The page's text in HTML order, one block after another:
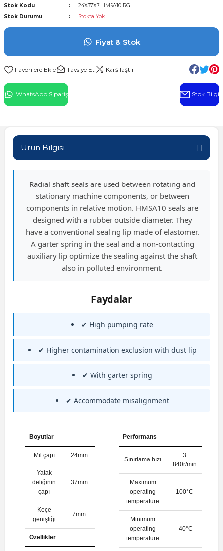
Rulman
Stok Kodu
24X37X7 HMSA10 RG
Stok Durumu
Stokta Yok
Fiyat & Stok
Tavsiye Et Karşılaştır
WhatsApp Sipariş Stok Bilgi
Ürün Bilgisi
Radial shaft seals are used between rotating and
stationary machine components, or between
components in relative motion. HMSA10 seals are
designed with a rubber outside diameter. They
have a conventional sealing lip made of elastomer.
A garter spring in the seal and a non-contacting
auxiliary lip optimize the sealing against the shaft
also in polluted environment.
Faydalar
✔ High pumping rate
✔ Higher contamination exclusion with dust lip
✔ With garter spring
✔ Accommodate misalignment
Boyutlar
Mil çapı 24mm
Yatak
deliğinin
çapı
37mm
Keçe
genişliği
7mm
Özellikler
Performans
Sınırlama hızı
3
840r/min
Maximum
operating
temperature
100°C
Minimum
operating
temperature
-40°C